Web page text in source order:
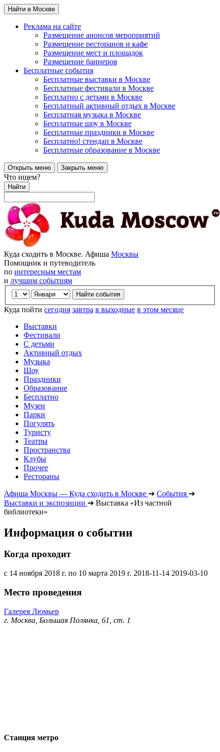
Найти в Москве
Реклама на сайте
Размещение анонсов мероприятий
Размещение ресторанов и кафе
Размещение мест и площадок
Размещение баннеров
Бесплатные события
Бесплатные выставки в Москве
Бесплатные фестивали в Москве
Бесплатно с детьми в Москве
Бесплатный активный отдых в Москве
Бесплатная музыка в Москве
Бесплатные шоу в Москве
Бесплатные праздники в Москве
Бесплатно! стендап в Москве
Бесплатные образование в Москве
Открыть меню Закрыть меню
Что ищем?
Найти
Куда сходить в Москве. Афиша Москвы
Помощник и путеводитель
по интересным местам
и лучшим событиям
Куда пойти сегодня завтра в выходные в этом месяце
Выставки
Фестивали
С детьми
Активный отдых
Музыка
Шоу
Праздники
Образование
Бесплатно
Музеи
Парки
Погулять
Туристу
Театры
Пространства
Клубы
Прочее
Рестораны
Афиша Москвы — Куда сходить в Москве ➔ События ➔
Выставки и экспозиции ➔ Выставка «Из частной
библиотеки»
Информация о событии
Когда проходит
с 14 ноября 2018 г. по 10 марта 2019 г. 2018-11-14 2019-03-10
Место проведения
Галерея Люмьер
г. Москва, Большая Полянка, 61, ст. 1
Станция метро